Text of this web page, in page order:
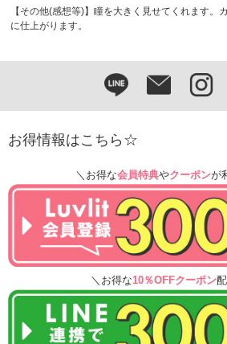
【その他(感想等)】瞳を大きく見せてくれます。
に仕上がります。
お得情報はこちら☆
＼お得な会員特典やクーポンが
＼お得な10％OFFクーポン